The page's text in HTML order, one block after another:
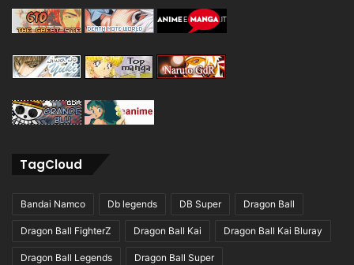
TagCloud
Bandai Namco Db legends DB Super Dragon Ball
Dragon Ball FighterZ Dragon Ball Kai Dragon Ball Kai Bluray
Dragon Ball Legends Dragon Ball Super